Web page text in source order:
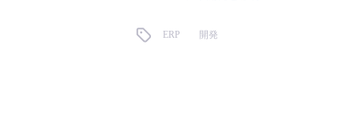
ERP 開発